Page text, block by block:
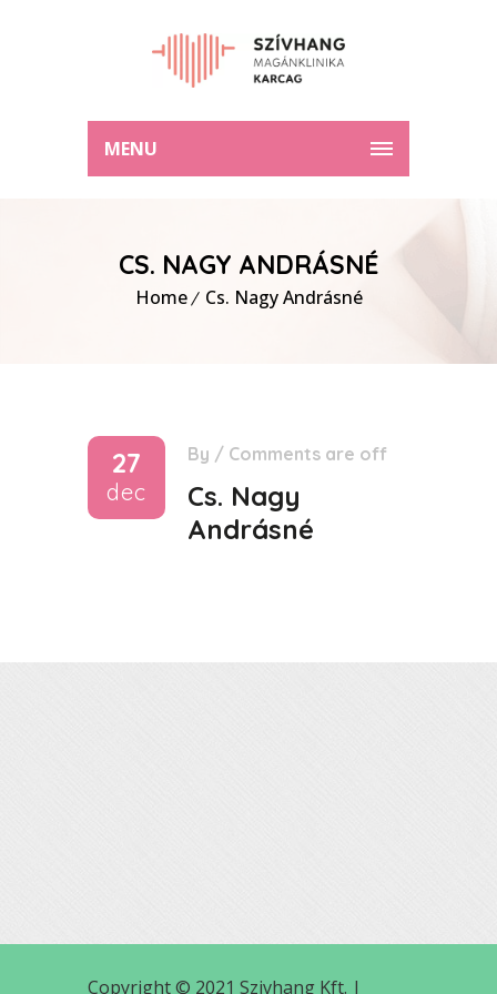
MENU
CS. NAGY ANDRÁSNÉ
Home Cs. Nagy Andrásné
27
dec
By / Comments are off
Cs. Nagy
Andrásné
Copyright © 2021 Szivhang Kft. |